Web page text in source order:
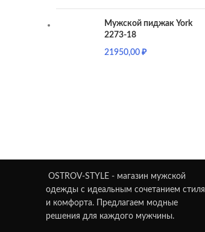
Мужской пиджак York
2273-18
21950,00 ₽
OSTROV-STYLE - магазин мужской
одежды с идеальным сочетанием стиля
и комфорта. Предлагаем модные
решения для каждого мужчины.